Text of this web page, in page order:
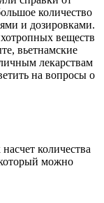
количество
и дозировками.
веществ
вьетнамские
лекарствам
на вопросы о
количества
можно